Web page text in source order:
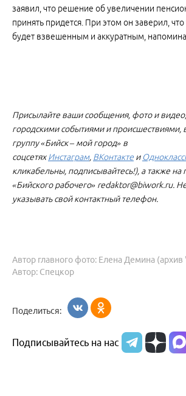
заявил, что решение об увеличении
принять придется. При этом он заверил,
будет взвешенным и аккуратным,
Присылайте ваши сообщения, фото и
городскими событиями и происшествиями,
группу «Бийск – мой город» в
соцсетяхИнстаграм, ВКонтакте и
кликабельны, подписывайтесь!), а также на
«Бийского рабочего» redaktor@biwork.ru.
указывать свой контактный телефон.
Автор: Спецкор
Автор главного фото: Елена Демина
Поделиться:
Подписывайтесь на нас